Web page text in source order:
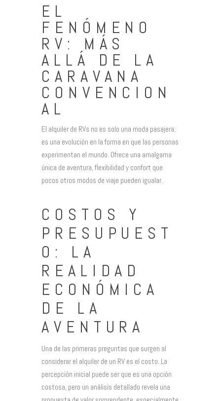
EL
FENÓMENO
RV: MÁS
ALLÁ DE LA
CARAVANA
CONVENCION
AL
El alquiler de RVs no es solo una moda pasajera;
es una evolución en la forma en que las personas
experimentan el mundo. Ofrece una amalgama
única de aventura, flexibilidad y confort que
pocos otros modos de viaje pueden igualar.
COSTOS Y
PRESUPUEST
O: LA
REALIDAD
ECONÓMICA
DE LA
AVENTURA
Una de las primeras preguntas que surgen al
considerar el alquiler de un RV es el costo. La
percepción inicial puede ser que es una opción
costosa, pero un análisis detallado revela una